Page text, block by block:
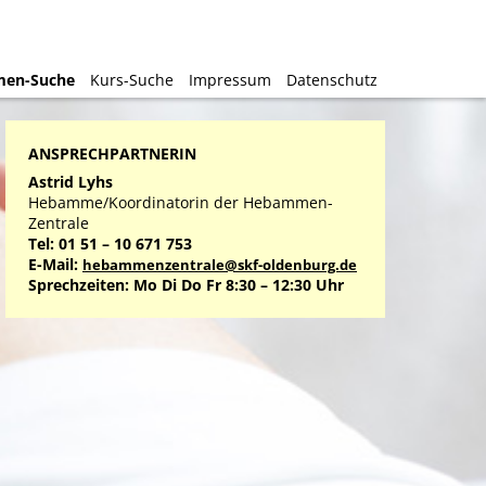
Suche Kurs-Suche Impressum Datenschutz
Suche Kurs-Suche Impressum Datenschutz
ANSPRECHPARTNERIN
Astrid Lyhs
Hebamme/Koordinatorin der Hebammen-
Zentrale
Tel: 01 51 – 10 671 753
E-Mail: hebammenzentrale@skf-oldenburg.de
Sprechzeiten: Mo Di Do Fr 8:30 – 12:30 Uhr